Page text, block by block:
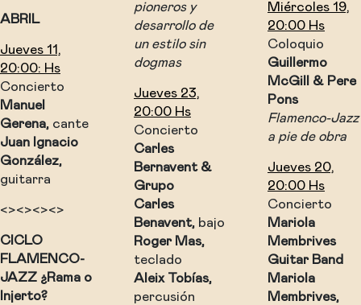
ABRIL
Jueves 11,
20:00: Hs
Concierto
Manuel
Gerena, cante
Juan Ignacio
González,
guitarra
<><><><>
CICLO
FLAMENCO-
JAZZ ¿Rama o
Injerto?
pioneros y
desarrollo de
un estilo sin
dogmas
Jueves 23,
20:00 Hs
Concierto
Carles
Bernavent &
Grupo
Carles
Benavent, bajo
Roger Mas,
teclado
Aleix Tobías,
percusión
Miércoles 19,
20:00 Hs
Coloquio
Guillermo
McGill & Pere
Pons
Flamenco-Jazz
a pie de obra
Jueves 20,
20:00 Hs
Concierto
Mariola
Membrives
Guitar Band
Mariola
Membrives,